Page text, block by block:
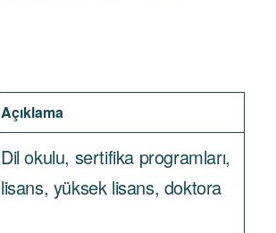
Açıklama
Dil okulu, sertifika programları,
lisans, yüksek lisans, doktora